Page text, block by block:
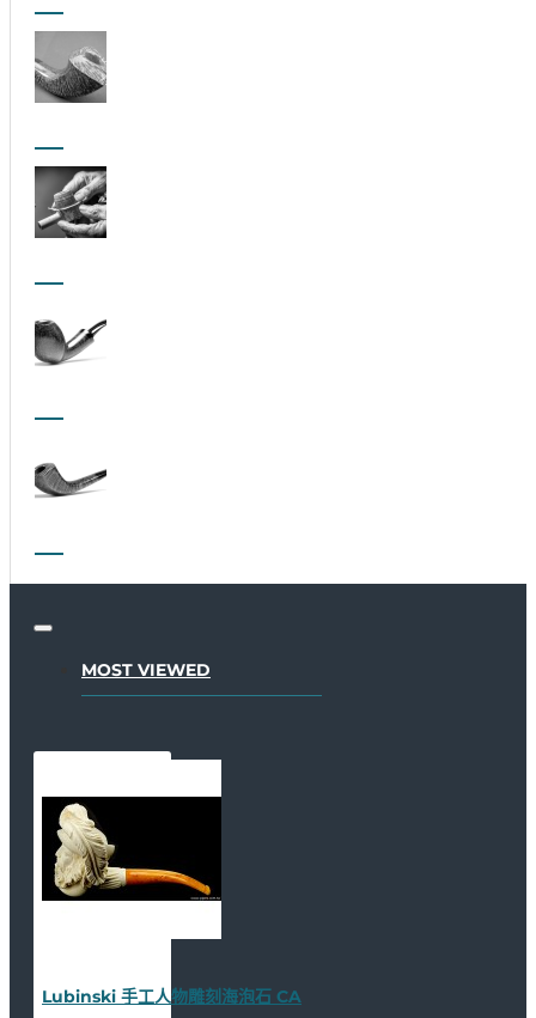
MOST VIEWED
Lubinski 手工人物雕刻海泡石 CA